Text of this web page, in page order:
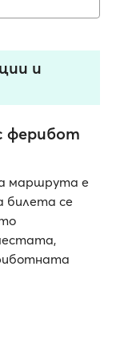
и
ферибот
маршрута е
билета се